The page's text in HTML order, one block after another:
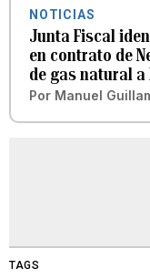
NOTICIAS
Junta Fiscal
en contrato de
de gas natural
Por Manuel
TAGS